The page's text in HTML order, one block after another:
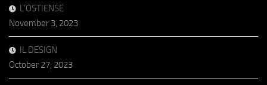
L’OSTIENSE
November 3, 2023
IL DESIGN
October 27, 2023